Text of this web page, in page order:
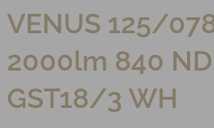
VENUS 125/
2000lm 840
GST18/3 WH